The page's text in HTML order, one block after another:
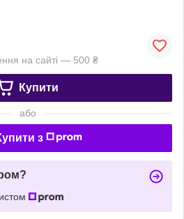
на сайті — 500 ₴
Купити
або
з